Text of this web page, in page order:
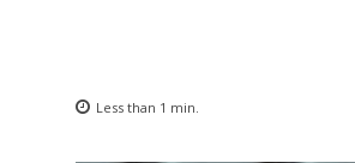
Less than 1 min.